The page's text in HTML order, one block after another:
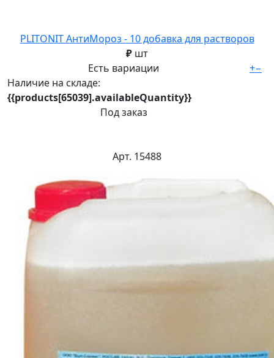
PLITONIT АнтиМороз - 10 добавка для растворов
₽ шт
Есть вариации
Наличие на складе:
{{products[65039].availableQuantity}}
Под заказ
+−
Арт. 15488